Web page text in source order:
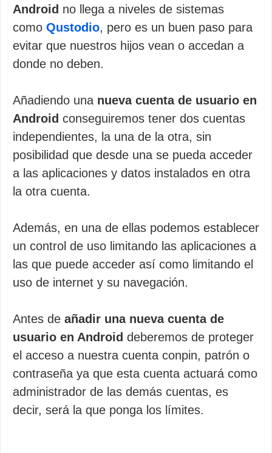
Android no llega a niveles de sistemas
como Qustodio, pero es un buen paso para
evitar que nuestros hijos vean o accedan a
donde no deben.
Añadiendo una nueva cuenta de usuario en
Android conseguiremos tener dos cuentas
independientes, la una de la otra, sin
posibilidad que desde una se pueda acceder
a las aplicaciones y datos instalados en otra
la otra cuenta.
Además, en una de ellas podemos establecer
un control de uso limitando las aplicaciones a
las que puede acceder así como limitando el
uso de internet y su navegación.
Antes de añadir una nueva cuenta de
usuario en Android deberemos de proteger
el acceso a nuestra cuenta conpin, patrón o
contraseña ya que esta cuenta actuará como
administrador de las demás cuentas, es
decir, será la que ponga los límites.